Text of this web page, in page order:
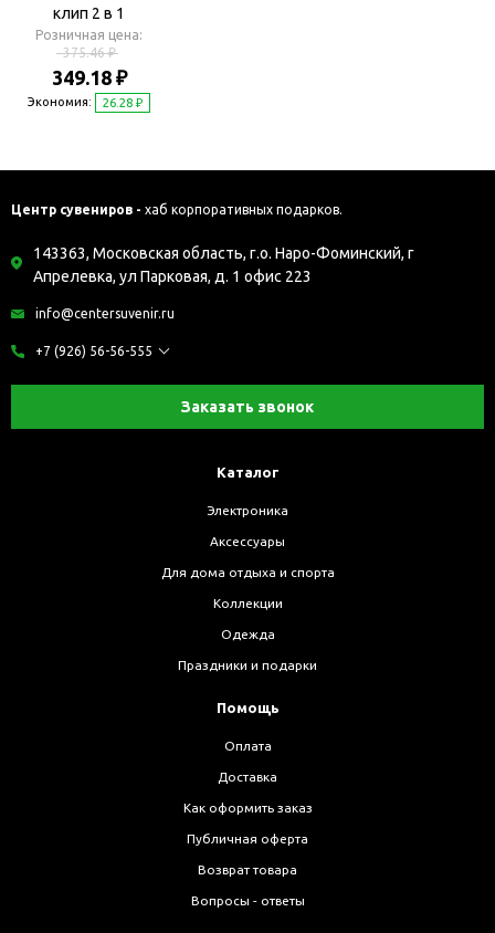
клип 2 в 1
Розничная цена:
375.46 ₽
349.18 ₽
Экономия: 26.28 ₽
Центр сувениров - хаб корпоративных подарков.
143363, Московская область, г.о. Наро-Фоминский, г
Апрелевка, ул Парковая, д. 1 офис 223
info@centersuvenir.ru
+7 (926) 56-56-555
Заказать звонок
Каталог
Электроника
Аксессуары
Для дома отдыха и спорта
Коллекции
Одежда
Праздники и подарки
Помощь
Оплата
Доставка
Как оформить заказ
Публичная оферта
Возврат товара
Вопросы - ответы